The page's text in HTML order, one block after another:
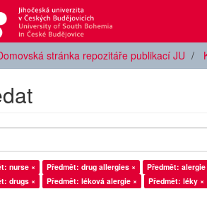
stránka repozitáře publikací JU
nurse × Předmět: drug allergies × Předmět: alergie
drugs ×
Předmět: léková alergie × Předmět: léky ×